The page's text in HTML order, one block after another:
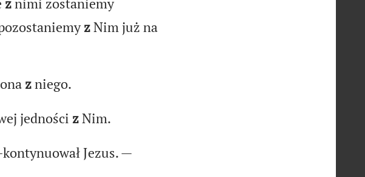
znimi zostaniemy
zNim już na
zniego.
jedności zNim.
Jezus. —